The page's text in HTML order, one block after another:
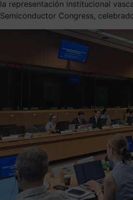
la representación institucional
Semiconductor Congress,